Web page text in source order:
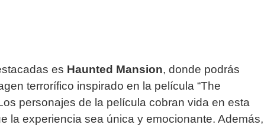
es Haunted Mansion, donde podrás
terrorífico inspirado en la película “The
personajes de la película cobran vida en esta
la experiencia sea única y emocionante. Además,